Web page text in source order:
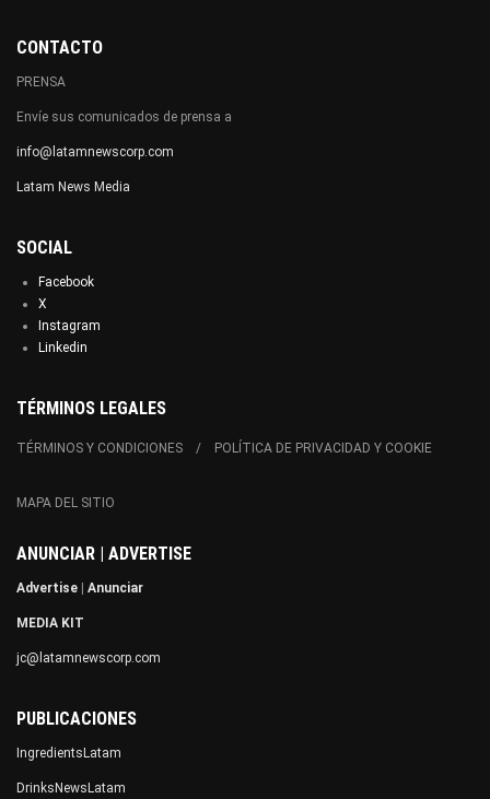
CONTACTO
PRENSA
Envíe sus comunicados de prensa a
info@latamnewscorp.com
Latam News Media
SOCIAL
Facebook
X
Instagram
Linkedin
TÉRMINOS LEGALES
TÉRMINOS Y CONDICIONES POLÍTICA DE PRIVACIDAD Y COOKIE
MAPA DEL SITIO
ANUNCIAR | ADVERTISE
Advertise Anunciar
MEDIA KIT
jc@latamnewscorp.com
PUBLICACIONES
IngredientsLatam
DrinksNewsLatam